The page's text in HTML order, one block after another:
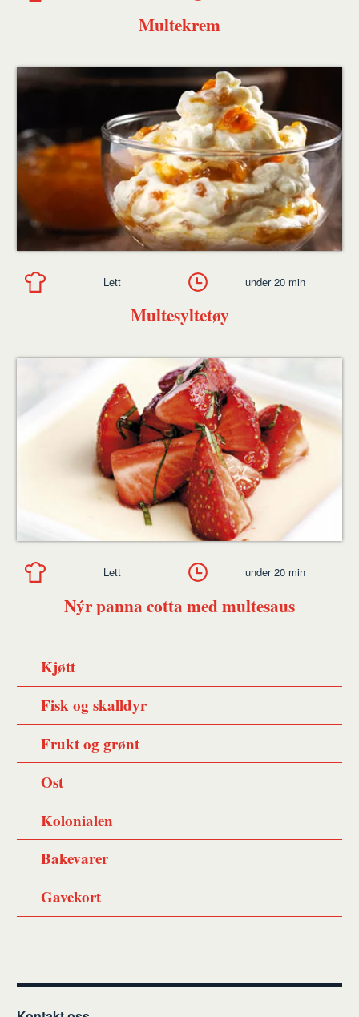
Multekrem
Multesyltetøy
Lett under 20 min
Nýr panna cotta med multesaus
Lett under 20 min
Kjøtt
Fisk og skalldyr
Frukt og grønt
Ost
Kolonialen
Bakevarer
Gavekort